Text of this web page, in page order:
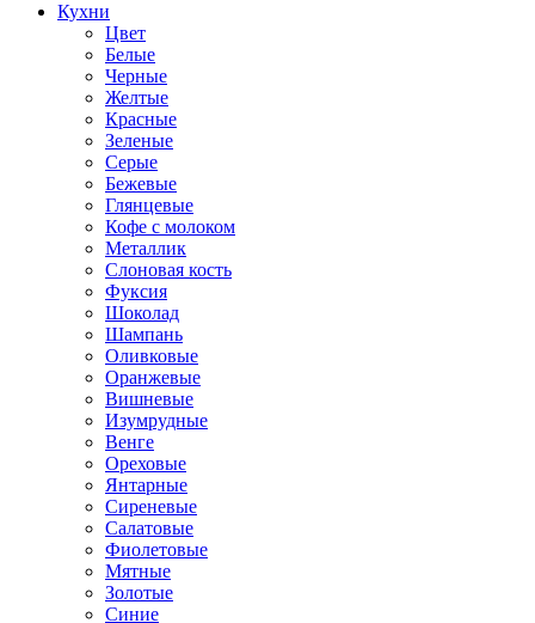
Кухни
Цвет
Белые
Черные
Желтые
Красные
Зеленые
Серые
Бежевые
Глянцевые
Кофе с молоком
Металлик
Слоновая кость
Фуксия
Шоколад
Шампань
Оливковые
Оранжевые
Вишневые
Изумрудные
Венге
Ореховые
Янтарные
Сиреневые
Салатовые
Фиолетовые
Мятные
Золотые
Синие